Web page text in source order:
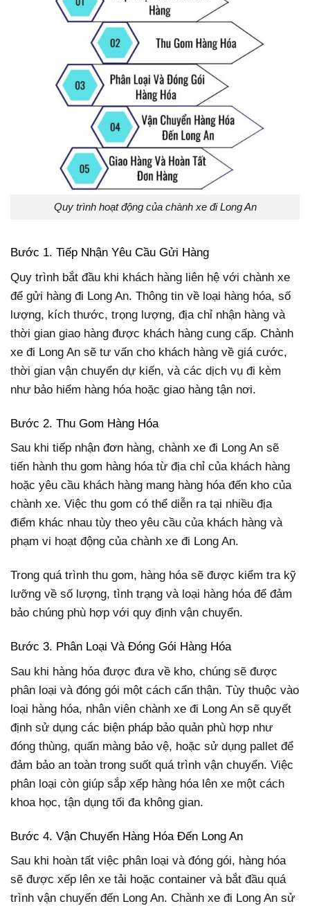
Quy trình hoạt động của chành xe đi Long An
Bước 1. Tiếp Nhận Yêu Cầu Gửi Hàng
Quy trình bắt đầu khi khách hàng liên hệ với chành xe
để gửi hàng đi Long An. Thông tin về loại hàng hóa, số
lượng, kích thước, trọng lượng, địa chỉ nhận hàng và
thời gian giao hàng được khách hàng cung cấp. Chành
xe đi Long An sẽ tư vấn cho khách hàng về giá cước,
thời gian vận chuyển dự kiến, và các dịch vụ đi kèm
như bảo hiểm hàng hóa hoặc giao hàng tận nơi.
Bước 2. Thu Gom Hàng Hóa
Sau khi tiếp nhận đơn hàng, chành xe đi Long An sẽ
tiến hành thu gom hàng hóa từ địa chỉ của khách hàng
hoặc yêu cầu khách hàng mang hàng hóa đến kho của
chành xe. Việc thu gom có thể diễn ra tại nhiều địa
điểm khác nhau tùy theo yêu cầu của khách hàng và
phạm vi hoạt động của chành xe đi Long An.
Trong quá trình thu gom, hàng hóa sẽ được kiểm tra kỹ
lưỡng về số lượng, tình trạng và loại hàng hóa để đảm
bảo chúng phù hợp với quy định vận chuyển.
Bước 3. Phân Loại Và Đóng Gói Hàng Hóa
Sau khi hàng hóa được đưa về kho, chúng sẽ được
phân loại và đóng gói một cách cẩn thận. Tùy thuộc vào
loại hàng hóa, nhân viên chành xe đi Long An sẽ quyết
định sử dụng các biện pháp bảo quản phù hợp như
đóng thùng, quấn màng bảo vệ, hoặc sử dụng pallet để
đảm bảo an toàn trong suốt quá trình vận chuyển. Việc
phân loại còn giúp sắp xếp hàng hóa lên xe một cách
khoa học, tận dụng tối đa không gian.
Bước 4. Vận Chuyển Hàng Hóa Đến Long An
Sau khi hoàn tất việc phân loại và đóng gói, hàng hóa
sẽ được xếp lên xe tải hoặc container và bắt đầu quá
trình vận chuyển đến Long An. Chành xe đi Long An sử